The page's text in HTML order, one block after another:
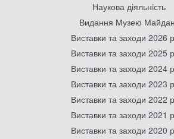
Наукова діяльність
Видання Музею
Виставки та заходи 2026
Виставки та заходи 2025
Виставки та заходи 2024
Виставки та заходи 2023
Виставки та заходи 2022
Виставки та заходи 2021
Виставки та заходи 2020